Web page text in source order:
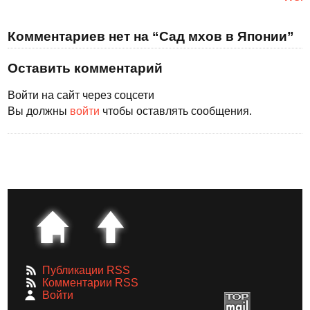
Комментариев нет на “Сад мхов в Японии”
Оставить комментарий
Войти на сайт через соцсети
Вы должны войти чтобы оставлять сообщения.
Публикации RSS
Комментарии RSS
Войти